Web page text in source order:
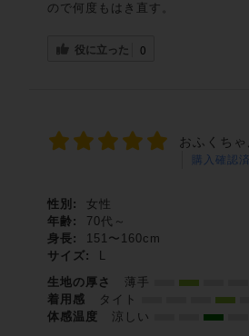
ので何度もはき直す。
役に立った 0
おふくち
購入確認
性別:
女性
年齢:
70代～
身長:
151〜160cm
サイズ:
L
生地の厚さ
薄手
着用感
タイト
体感温度
涼しい